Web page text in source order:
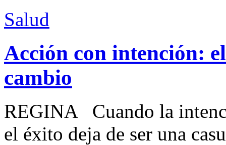
Salud
Acción con intención:
cambio
REGINA Cuando la
el éxito deja de ser una